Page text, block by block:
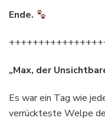
Ende.
„Max, der
Es war ein Tag wie
verrückteste Welpe